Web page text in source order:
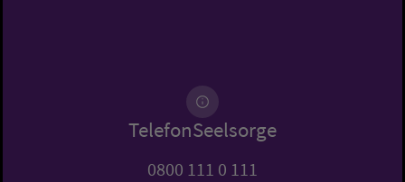
TelefonSeelsorge
0800 111 0 111